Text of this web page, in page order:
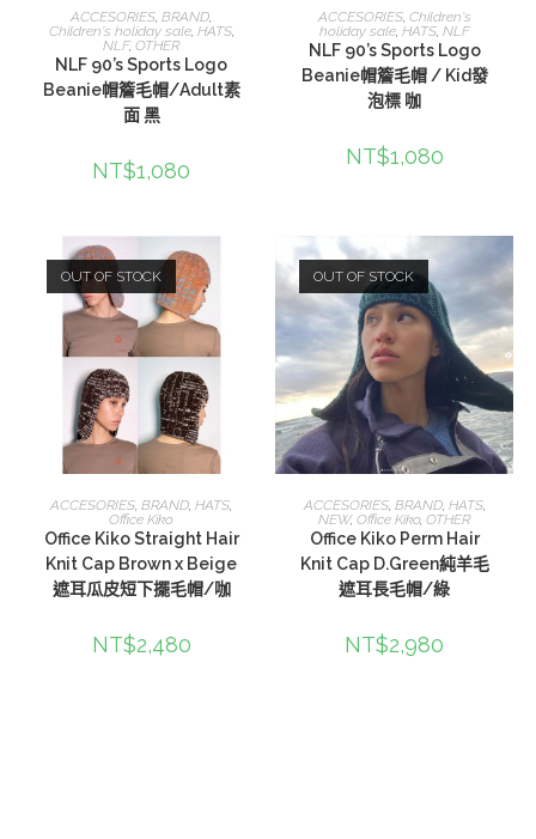
查看內容
ACCESORIES,BRAND,
Children's holiday sale, HATS,
NLF,OTHER
NLF 90’s Sports Logo
Beanie帽簷毛帽/Adult素
面 黑
NT$1,080
查看內容
ACCESORIES, Children's
holiday sale, HATS, NLF
NLF 90’s Sports Logo
Beanie帽簷毛帽 / Kid發
泡標 咖
NT$1,080
OUT OF STOCK
選擇規格
ACCESORIES,BRAND,HATS,
Office Kiko
Office Kiko Straight Hair
Knit Cap Brown x Beige
遮耳瓜皮短下擺毛帽/咖
NT$2,480
OUT OF STOCK
選擇規格
ACCESORIES, BRAND, HATS,
NEW,Office Kiko,OTHER
Office Kiko Perm Hair
Knit Cap D.Green純羊毛
遮耳長毛帽/綠
NT$2,980